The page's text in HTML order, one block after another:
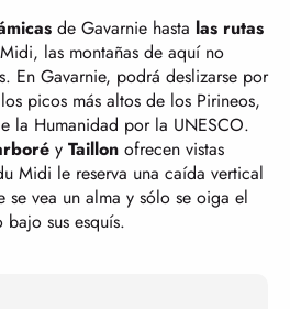
de Gavarnie hasta las rutas
las montañas de aquí no
En Gavarnie, podrá deslizarse por
picos más altos de los Pirineos,
la Humanidad por la UNESCO.
y Taillon ofrecen vistas
Midi le reserva una caída vertical
se vea un alma y sólo se oiga el
sus esquís.